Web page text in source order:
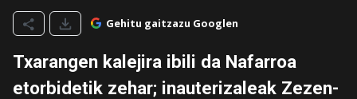
Gehitu gaitzazu Googlen
Txarangen kalejira ibili da Nafarroa
etorbidetik zehar; inauterizaleak Zezen-